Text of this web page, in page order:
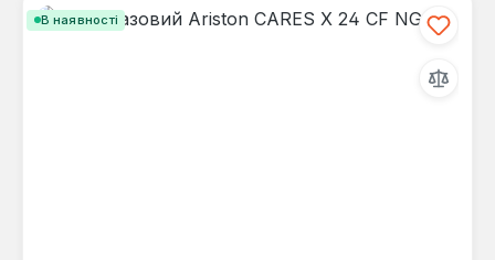
В наявності